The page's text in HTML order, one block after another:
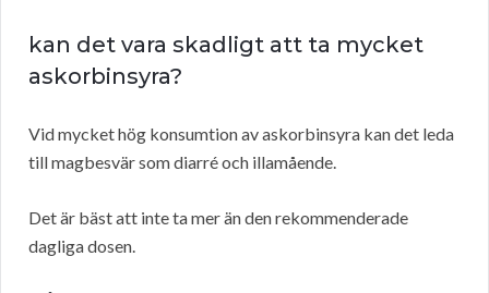
kan det vara skadligt att ta mycket
askorbinsyra?
Vid mycket hög konsumtion av askorbinsyra kan det leda
till magbesvär som diarré och illamående.
Det är bäst att inte ta mer än den rekommenderade
dagliga dosen.